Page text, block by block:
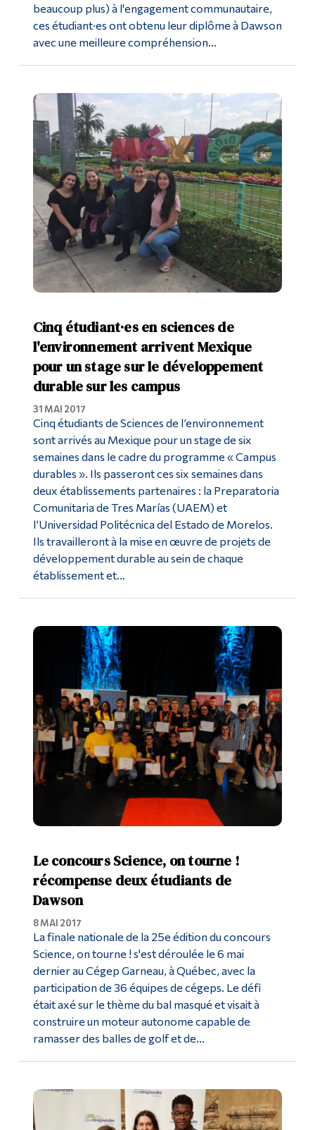
beaucoup plus) à l'engagement communautaire,
ces étudiant·es ont obtenu leur diplôme à Dawson
avec une meilleure compréhension...
Cinq étudiant·es en sciences de
l'environnement arrivent Mexique
pour un stage sur le développement
durable sur les campus
31 MAI 2017
Cinq étudiants de Sciences de l’environnement
sont arrivés au Mexique pour un stage de six
semaines dans le cadre du programme « Campus
durables ». Ils passeront ces six semaines dans
deux établissements partenaires : la Preparatoria
Comunitaria de Tres Marías (UAEM) et
l’Universidad Politécnica del Estado de Morelos.
Ils travailleront à la mise en œuvre de projets de
développement durable au sein de chaque
établissement et…
Le concours Science, on tourne !
récompense deux étudiants de
Dawson
8 MAI 2017
La finale nationale de la 25e édition du concours
Science, on tourne ! s'est déroulée le 6 mai
dernier au Cégep Garneau, à Québec, avec la
participation de 36 équipes de cégeps. Le défi
était axé sur le thème du bal masqué et visait à
construire un moteur autonome capable de
ramasser des balles de golf et de...